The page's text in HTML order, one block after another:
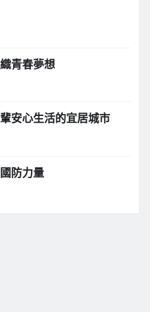
青春夢想
安心生活的宜居城市
防力量